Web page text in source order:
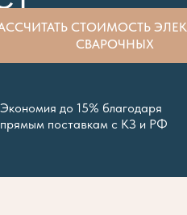
СТОИМОСТЬ
СВАРОЧНЫХ
Экономия до 15% благодаря
прямым поставкам с КЗ и РФ